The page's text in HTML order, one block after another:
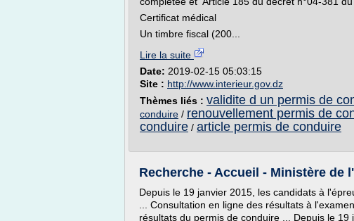
Certificat médical
Un timbre fiscal (200...
Lire la suite
Date: 2019-02-15 05:03:15
Site : http://www.interieur.gov.dz
Thèmes liés : validite d un permis de
conduire / renouvellement permis de
conduire / article permis de conduire
Recherche - Accueil - Ministère de
Depuis le 19 janvier 2015, les candidats à
... Consultation en ligne des résultats à
résultats du permis de conduire ... Depuis le